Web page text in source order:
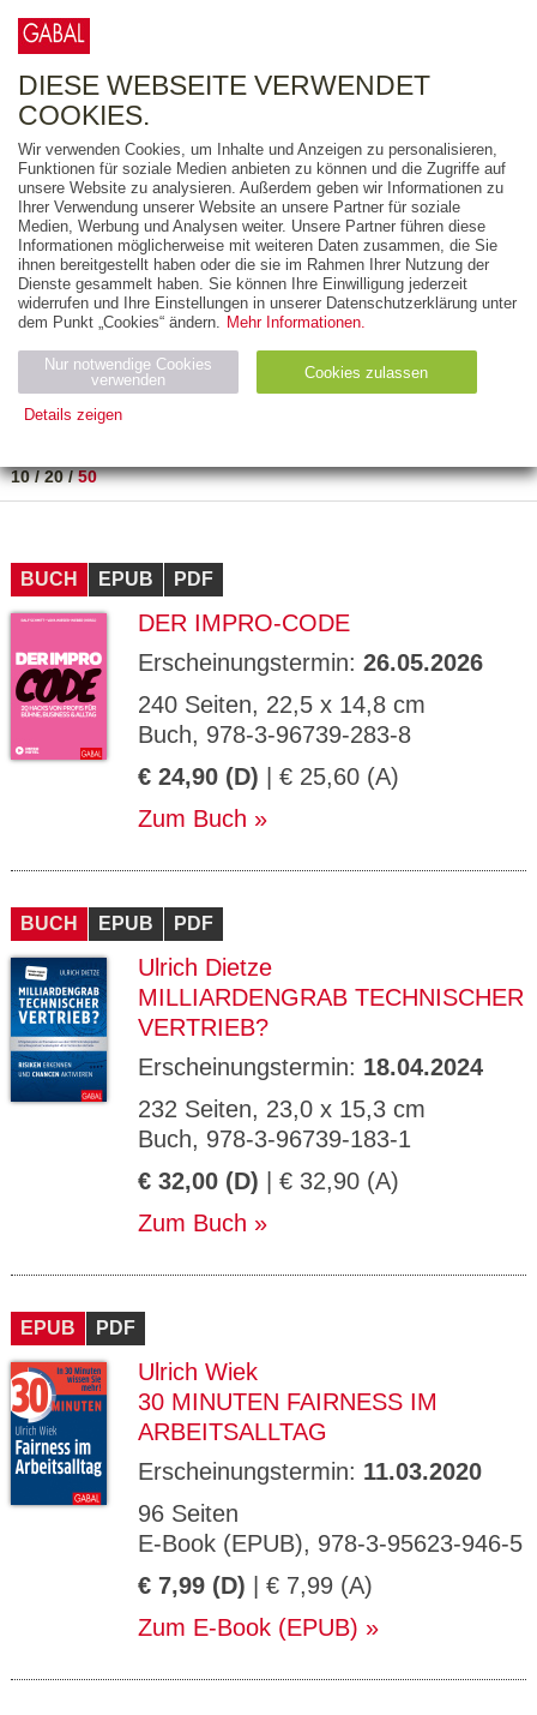
FREITEXT
AUSGABEART
AUS DER REIHE
ZUM THEMA
Neuerscheinung
Bestseller
PREIS
10/20/50
BUCH EPUB PDF
DER IMPRO-CODE
Erscheinungstermin: 26.05.2026
240 Seiten, 22,5 x 14,8 cm
Buch, 978-3-96739-283-8
€ 24,90 (D) | € 25,60 (A)
Zum Buch
BUCH EPUB PDF
Ulrich Dietze
MILLIARDENGRAB TECHNISCHER
VERTRIEB?
Erscheinungstermin: 18.04.2024
232 Seiten, 23,0 x 15,3 cm
Buch, 978-3-96739-183-1
€ 32,00 (D) | € 32,90 (A)
Zum Buch
EPUB PDF
Ulrich Wiek
30 MINUTEN FAIRNESS IM
ARBEITSALLTAG
Erscheinungstermin: 11.03.2020
96 Seiten
E-Book (EPUB), 978-3-95623-946-5
€ 7,99 (D) | € 7,99 (A)
Zum E-Book (EPUB)
DIESE WEBSEITE VERWENDET
COOKIES.
Wir verwenden Cookies, um Inhalte und Anzeigen zu personalisieren,
Funktionen für soziale Medien anbieten zu können und die Zugriffe auf
unsere Website zu analysieren. Außerdem geben wir Informationen zu
Ihrer Verwendung unserer Website an unsere Partner für soziale
Medien, Werbung und Analysen weiter. Unsere Partner führen diese
Informationen möglicherweise mit weiteren Daten zusammen, die Sie
ihnen bereitgestellt haben oder die sie im Rahmen Ihrer Nutzung der
Dienste gesammelt haben. Sie können Ihre Einwilligung jederzeit
widerrufen und Ihre Einstellungen in unserer Datenschutzerklärung unter
dem Punkt „Cookies“ ändern. Mehr Informationen.
Nur notwendige Cookies
verwenden
Cookies zulassen
Details zeigen
Name Zweck
ESSION
_ID
verlag.
de
Session verwendet
gabal-
Speichert den Zustimmungsstatus des
Domäne.
ge